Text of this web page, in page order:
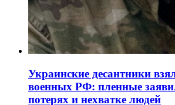
Украинские десантники
военных РФ: пленные
потерях и нехватке людей